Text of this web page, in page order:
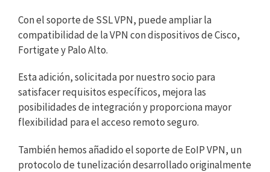
Con el soporte de SSL VPN, puede ampliar la
compatibilidad de la VPN con dispositivos de Cisco,
Fortigate y Palo Alto.
Esta adición, solicitada por nuestro socio para
satisfacer requisitos específicos, mejora las
posibilidades de integración y proporciona mayor
flexibilidad para el acceso remoto seguro.
También hemos añadido el soporte de EoIP VPN, un
protocolo de tunelización desarrollado originalmente